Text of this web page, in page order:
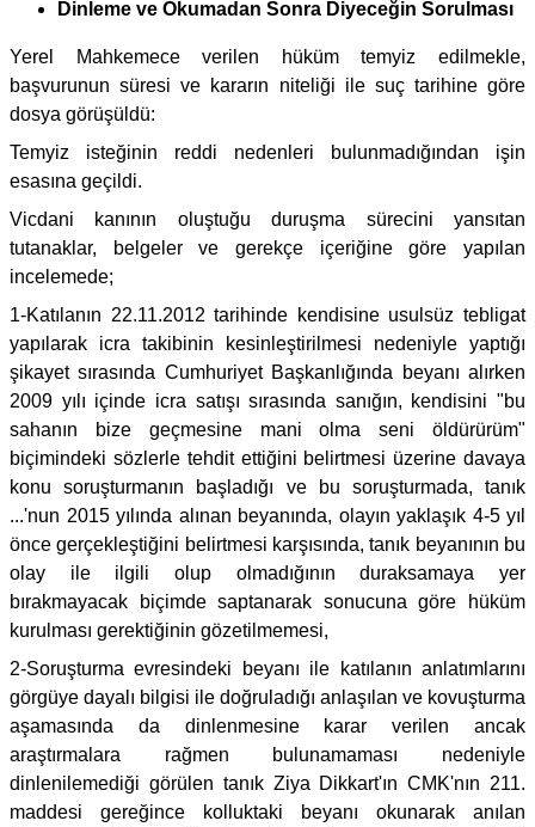
Dinleme ve Okumadan Sonra Diyeceğin Sorulması
Yerel Mahkemece verilen hüküm temyiz edilmekle,
başvurunun süresi ve kararın niteliği ile suç tarihine göre
dosya görüşüldü:
Temyiz isteğinin reddi nedenleri bulunmadığından işin
esasına geçildi.
Vicdani kanının oluştuğu duruşma sürecini yansıtan
tutanaklar, belgeler ve gerekçe içeriğine göre yapılan
incelemede;
1-Katılanın 22.11.2012 tarihinde kendisine usulsüz tebligat
yapılarak icra takibinin kesinleştirilmesi nedeniyle yaptığı
şikayet sırasında Cumhuriyet Başkanlığında beyanı alırken
2009 yılı içinde icra satışı sırasında sanığın, kendisini "bu
sahanın bize geçmesine mani olma seni öldürürüm"
biçimindeki sözlerle tehdit ettiğini belirtmesi üzerine davaya
konu soruşturmanın başladığı ve bu soruşturmada, tanık
...'nun 2015 yılında alınan beyanında, olayın yaklaşık 4-5 yıl
önce gerçekleştiğini belirtmesi karşısında, tanık beyanının bu
olay ile ilgili olup olmadığının duraksamaya yer
bırakmayacak biçimde saptanarak sonucuna göre hüküm
kurulması gerektiğinin gözetilmemesi,
2-Soruşturma evresindeki beyanı ile katılanın anlatımlarını
görgüye dayalı bilgisi ile doğruladığı anlaşılan ve kovuşturma
aşamasında da dinlenmesine karar verilen ancak
araştırmalara rağmen bulunamaması nedeniyle
dinlenilemediği görülen tanık Ziya Dikkart'ın CMK'nın 211.
maddesi gereğince kolluktaki beyanı okunarak anılan